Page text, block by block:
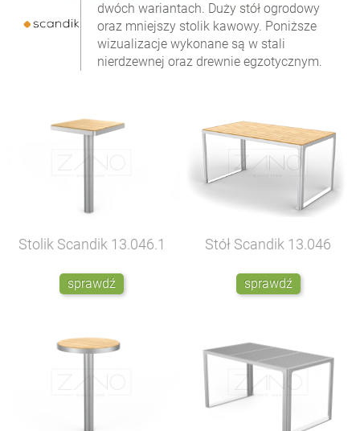
dwóch wariantach. Duży stół ogrodowy
oraz mniejszy stolik kawowy. Poniższe
wizualizacje wykonane są w stali
nierdzewnej oraz drewnie egzotycznym.
Stolik Scandik 13.046.1
sprawdź
Stół Scandik 13.046
sprawdź